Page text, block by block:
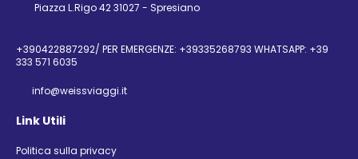
Piazza L.Rigo 42 31027 - Spresiano
+390422887292/ PER EMERGENZE: +39335268793 WHATSAPP: +39
333 571 6035
info@weissviaggi.it
Link Utili
Politica sulla privacy